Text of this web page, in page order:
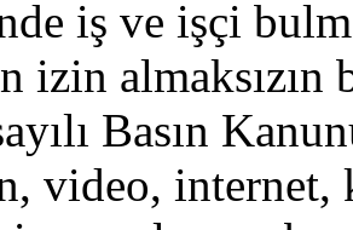
iş ve işçi
izin
Basın
video, internet,